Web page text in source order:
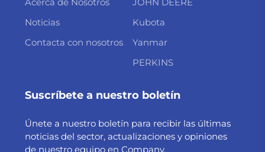
Noticias
Contacta con nosotros
Kubota
Yanmar
PERKINS
Suscríbete a nuestro boletín
Únete a nuestro boletín para recibir las últimas
noticias del sector, actualizaciones y opiniones
de nuestro equipo en Company.